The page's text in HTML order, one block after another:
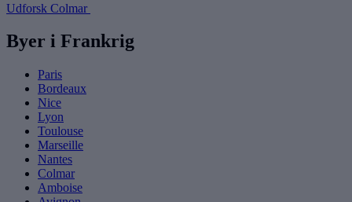
Udforsk Colmar
Byer i Frankrig
Paris
Bordeaux
Nice
Lyon
Toulouse
Marseille
Nantes
Colmar
Amboise